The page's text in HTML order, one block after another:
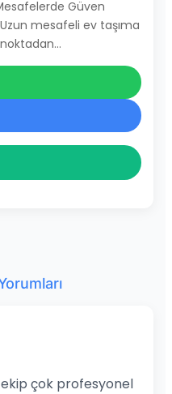
Güven
mesafeli ev taşıma
noktadan…
ekip çok profesyonel